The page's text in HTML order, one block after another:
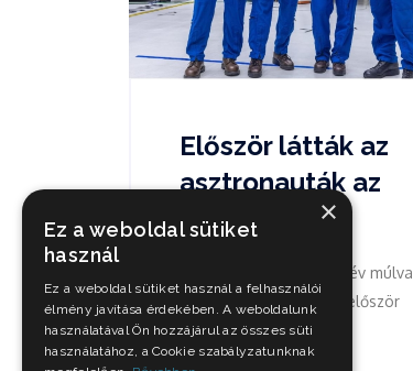
Először látták az
asztronauták az
űrhajót,...
A négy űrhajós, aki egy év múlva
megkerülheti a Holdat, először
tekinthette...
×
Ez a weboldal sütiket
használ
Ez a weboldal sütiket használ a felhasználói
élmény javítása érdekében. A weboldalunk
használatával Ön hozzájárul az összes süti
használatához, a Cookie szabályzatunknak